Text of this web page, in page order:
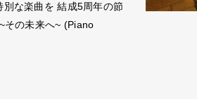
別な楽曲を 結成5周年の節
その未来へ~ (Piano